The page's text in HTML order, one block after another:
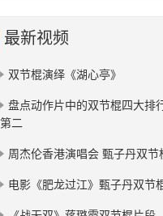
典礼双节棍表
南方影视频道
杨浩文双节棍
最新视频
双节棍演绎《湖心亭》
盘点动作片中的双节棍四大排
第二
周杰伦香港演唱会 甄子丹双节
电影《肥龙过江》甄子丹双节